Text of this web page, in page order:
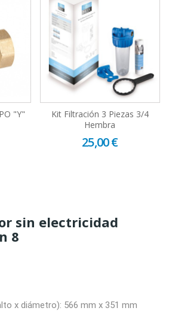
"Y"
Kit Filtración 3 Piezas 3/4
Hembra
25,00 €
sin electricidad
8
x diámetro): 566 mm x 351 mm